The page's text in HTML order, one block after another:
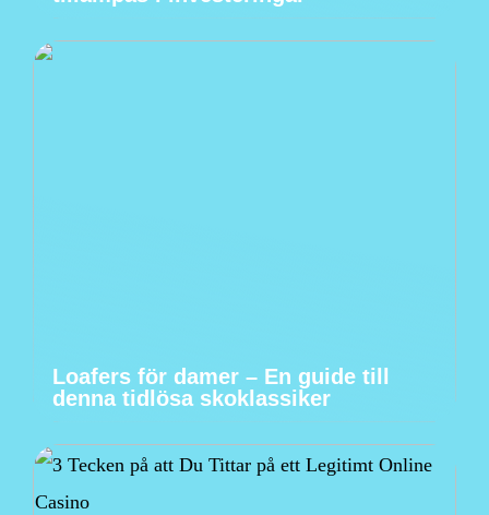
Loafers för damer – En guide till
denna tidlösa skoklassiker